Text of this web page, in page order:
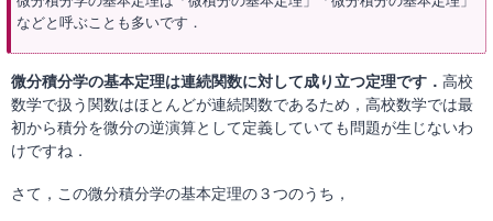
などと呼ぶことも多いです．
微分積分学の基本定理は連続関数に対して成り立つ定理です． 高校
数学で扱う関数はほとんどが連続関数であるため，高校数学では最
初から積分を微分の逆演算として定義していても問題が生じないわ
けですね．
さて，この微分積分学の基本定理の３つのうち，